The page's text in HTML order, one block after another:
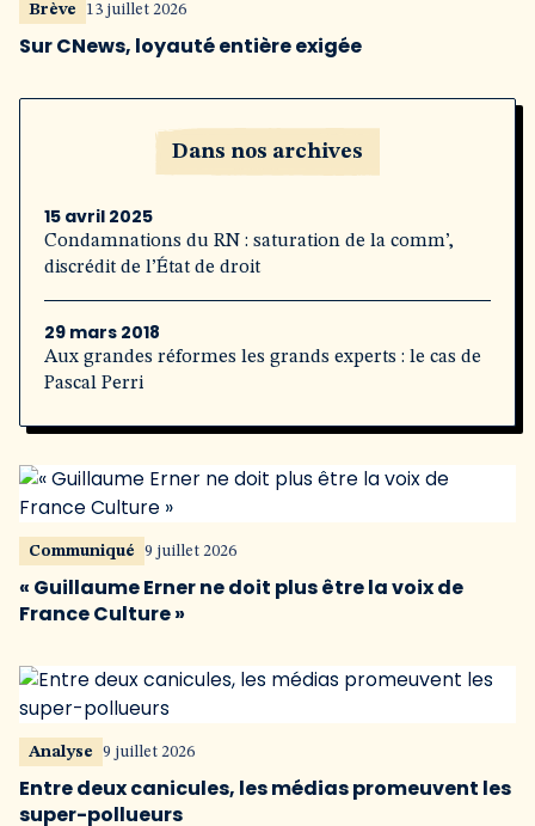
Brève 13 juillet 2026
Sur CNews, loyauté entière exigée
Dans nos archives
15 avril 2025
Condamnations du RN : saturation de la comm’,
discrédit de l’État de droit
29 mars 2018
Aux grandes réformes les grands experts : le cas de
Pascal Perri
Communiqué 9 juillet 2026
« Guillaume Erner ne doit plus être la voix de
France Culture »
Analyse 9 juillet 2026
Entre deux canicules, les médias promeuvent les
super-pollueurs